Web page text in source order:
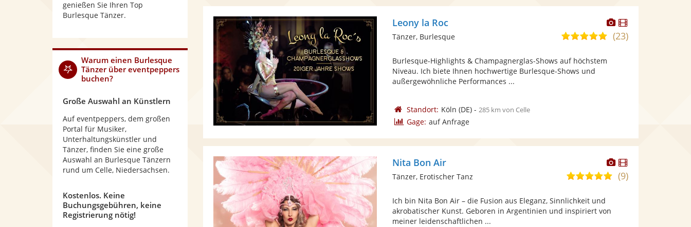
Dieser
Künstler
stellt
Dieser
Künstler
Leony la Roc
5,0(23)
Tänzer, Burlesque
Burlesque-Highlights & Champagnerglas-Shows auf höchstem
Niveau. Ich biete Ihnen hochwertige Burlesque-Shows und
außergewöhnliche Performances ...
Standort: Köln (DE)- 285 km von Celle
Gage: auf Anfrage
Dieser
Künstler
stellt
Dieser
Künstler
Nita Bon Air
4,8(9)
Tänzer, Erotischer Tanz
Ich bin Nita Bon Air – die Fusion aus Eleganz, Sinnlichkeit und
akrobatischer Kunst. Geboren in Argentinien und inspiriert von
meiner leidenschaftlichen ...
genießen Sie Ihren Top
Burlesque Tänzer.
Warum einen Burlesque
Tänzerüber eventpeppers
buchen?
Große Auswahl an Künstlern
Auf eventpeppers, dem großen
Portal für Musiker,
Unterhaltungskünstler und
Tänzer, finden Sie eine große
Auswahl an Burlesque Tänzern
rund um Celle, Niedersachsen.
Kostenlos. Keine
Buchungsgebühren, keine
Registrierung nötig!